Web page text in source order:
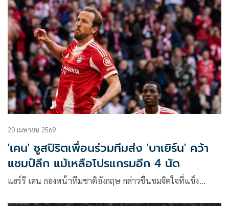
20 เมษายน 2569
'เคน' ชูสปิริตเพื่อนร่วมทีมส่ง 'บาเยิร์น' คว้า
แชมป์ลีก แม้เหลือโปรแกรมอีก 4 นัด
แฮร์รี เคน กองหน้าทีมชาติอังกฤษ กล่าวชื่นชมจิตใจที่แข็ง…